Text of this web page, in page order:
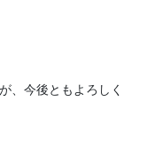
、今後ともよろしく